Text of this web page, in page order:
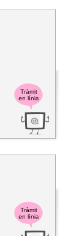
Tràmit
en línia
Tràmit
en línia